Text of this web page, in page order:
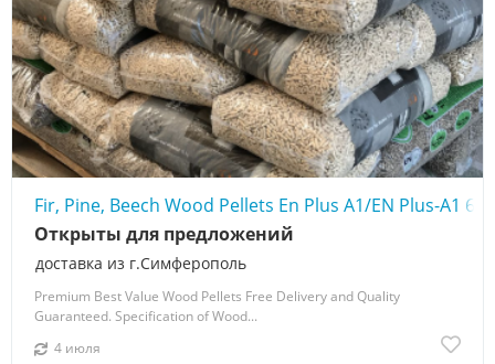
Fir, Pine, Beech Wood Pellets En Plus A1/EN Plus-A1
доставка из г.Симферополь
Открыты для предложений
Premium Best Value Wood Pellets Free Delivery and Quality
Guaranteed. Specification of Wood...
4 июля